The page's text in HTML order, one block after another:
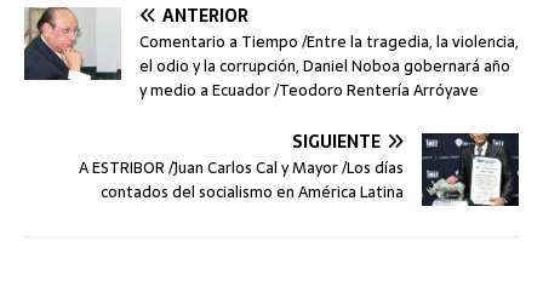
ANTERIOR
Comentario a Tiempo /Entre la tragedia, la violencia,
el odio y la corrupción, Daniel Noboa gobernará año
y medio a Ecuador /Teodoro Rentería Arróyave
SIGUIENTE
A ESTRIBOR /Juan Carlos Cal y Mayor /Los días
contados del socialismo en América Latina